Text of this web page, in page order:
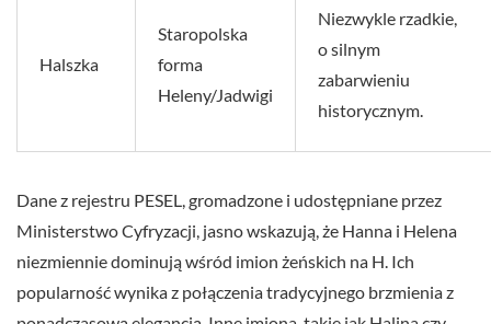
Halszka
Staropolska
forma
Heleny/Jadwigi
Niezwykle rzadkie,
o silnym
zabarwieniu
historycznym.
Dane z rejestru PESEL, gromadzone i udostępniane przez
Ministerstwo Cyfryzacji, jasno wskazują, że Hanna i Helena
niezmiennie dominują wśród imion żeńskich na H. Ich
popularność wynika z połączenia tradycyjnego brzmienia z